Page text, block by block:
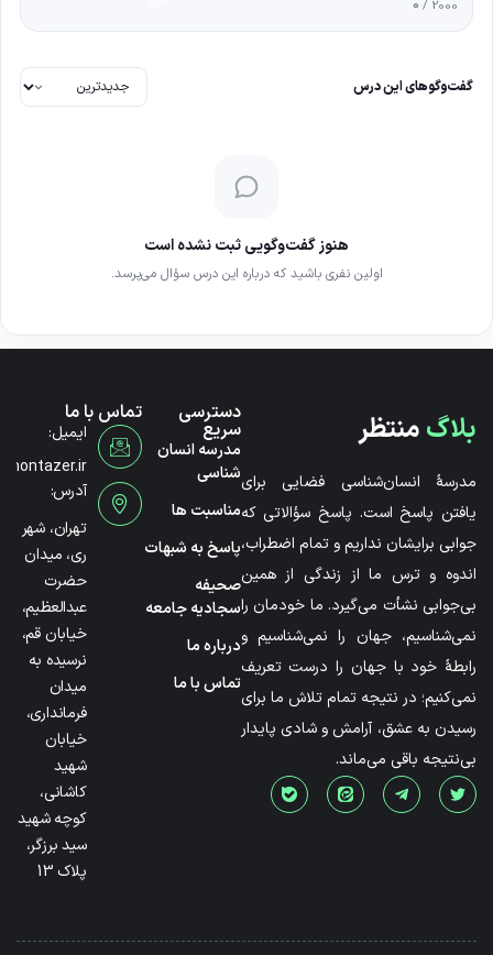
0 / 2000
گفت‌وگوهای این درس
هنوز گفت‌وگویی ثبت نشده است
اولین نفری باشید که درباره این درس سؤال می‌پرسد.
بلاگمنتظر
مدرسۀ انسان‌شناسی فضایی برای
یافتن پاسخ است. پاسخ سؤالاتی که
جوابی برایشان نداریم و تمام اضطراب،
اندوه و ترس ما از زندگی از همین
بی‌جوابی نشأت می‌گیرد. ما خودمان را
نمی‌شناسیم، جهان را نمی‌شناسیم و
رابطۀ خود با جهان را درست تعریف
نمی‌کنیم؛ در نتیجه تمام تلاش ما برای
رسیدن به عشق، آرامش و شادی پایدار
بی‌نتیجه باقی می‌ماند.
دسترسی
سریع
مدرسه انسان
شناسی
مناسبت ها
پاسخ به شبهات
صحیفه
سجادیه جامعه
درباره ما
تماس با ما
تماس با ما
ایمیل:
آدرس:
تهران، شهر
ری، میدان
حضرت
عبدالعظیم،
خیابان قم،
نرسیده به
میدان
فرمانداری،
خیابان
شهید
کاشانی،
کوچه شهید
سید برزگر،
پلاک 13